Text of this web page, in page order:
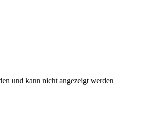
und kann nicht angezeigt werden